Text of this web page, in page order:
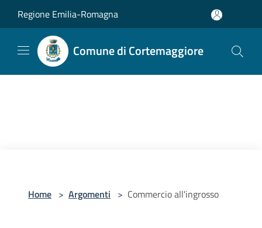
Regione Emilia-Romagna
Comune di Cortemaggiore
Home > Argomenti > Commercio all'ingrosso